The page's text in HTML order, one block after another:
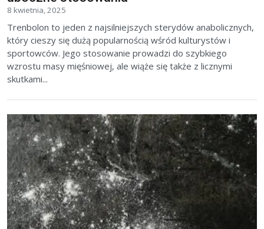
8 kwietnia, 2025
Trenbolon to jeden z najsilniejszych sterydów anabolicznych,
który cieszy się dużą popularnością wśród kulturystów i
sportowców. Jego stosowanie prowadzi do szybkiego
wzrostu masy mięśniowej, ale wiąże się także z licznymi
skutkami...